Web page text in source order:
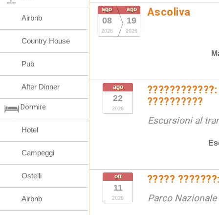
ago
08
2026
ago
19
2026
Ascoliva
ago
22
2026
??????????
Escursioni al
ott
11
2026
?????
Parco
Airbnb
Country House
Pub
After Dinner
Dormire
Hotel
Campeggi
Ostelli
Airbnb